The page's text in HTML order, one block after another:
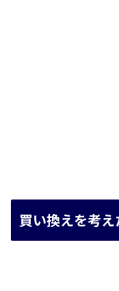
買い換えを考